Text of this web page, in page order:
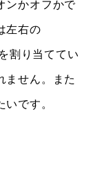
ンかオフかで
左右の
割り当ててい
ません。また
です。